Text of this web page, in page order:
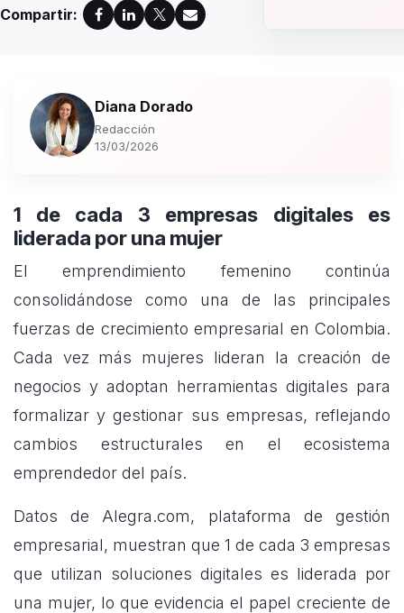
Compartir:
Diana Dorado
Redacción
13/03/2026
1 de cada 3 empresas digitales es
liderada por una mujer
El emprendimiento femenino continúa
consolidándose como una de las principales
fuerzas de crecimiento empresarial en Colombia.
Cada vez más mujeres lideran la creación de
negocios y adoptan herramientas digitales para
formalizar y gestionar sus empresas, reflejando
cambios estructurales en el ecosistema
emprendedor del país.
Datos de Alegra.com, plataforma de gestión
empresarial, muestran que 1 de cada 3 empresas
que utilizan soluciones digitales es liderada por
una mujer, lo que evidencia el papel creciente de